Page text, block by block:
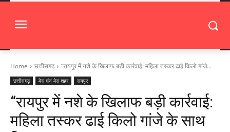
Home छत्तीसगढ़ “रायपुर में नशे के खिलाफ बड़ी कार्रवाई: महिला तस्कर ढाई किलो गांजे...
छत्तीसगढ़ मेरा गांव मेरा शहर रायपुर
“रायपुर में नशे के खिलाफ बड़ी कार्रवाई:
महिला तस्कर ढाई किलो गांजे के साथ